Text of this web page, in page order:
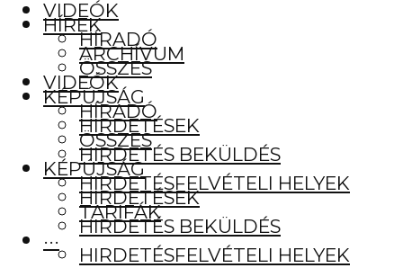
VIDEÓK
HÍRADÓ
ÖSSZES
KÉPÚJSÁG
HIRDETÉSEK
HIRDETÉS BEKÜLDÉS
HIRDETÉSFELVÉTELI HELYEK
TARIFÁK
···
HÍREK
ARCHÍVUM
VIDEÓK
HÍRADÓ
ÖSSZES
KÉPÚJSÁG
HIRDETÉSEK
HIRDETÉS BEKÜLDÉS
HIRDETÉSFELVÉTELI HELYEK